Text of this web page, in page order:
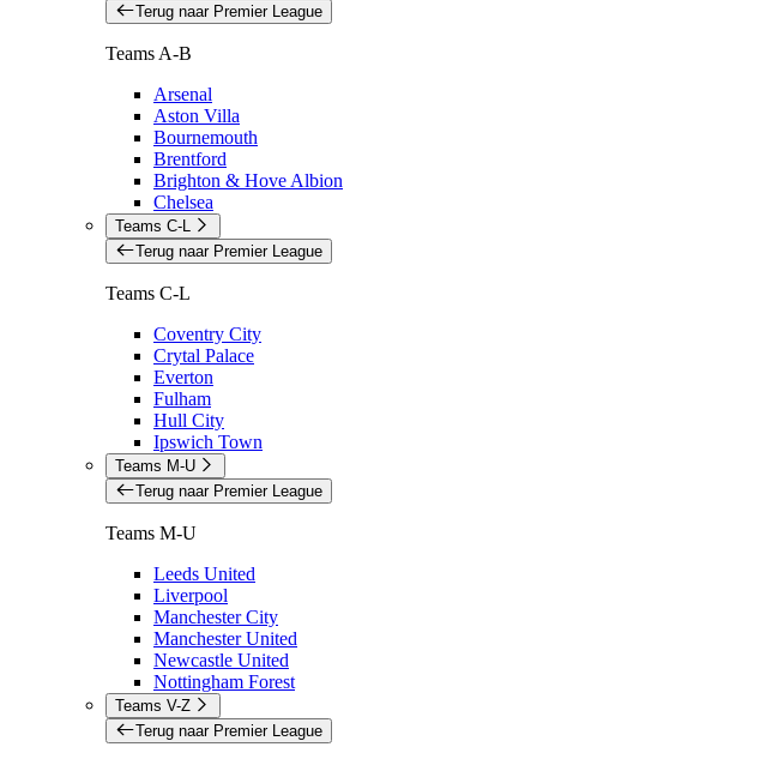
Terug naar Premier League
Teams A-B
Arsenal
Aston Villa
Bournemouth
Brentford
Brighton & Hove Albion
Chelsea
Teams C-L
Terug naar Premier League
Teams C-L
Coventry City
Crytal Palace
Everton
Fulham
Hull City
Ipswich Town
Teams M-U
Terug naar Premier League
Teams M-U
Leeds United
Liverpool
Manchester City
Manchester United
Newcastle United
Nottingham Forest
Teams V-Z
Terug naar Premier League